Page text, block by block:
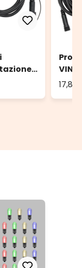
LED
17,83